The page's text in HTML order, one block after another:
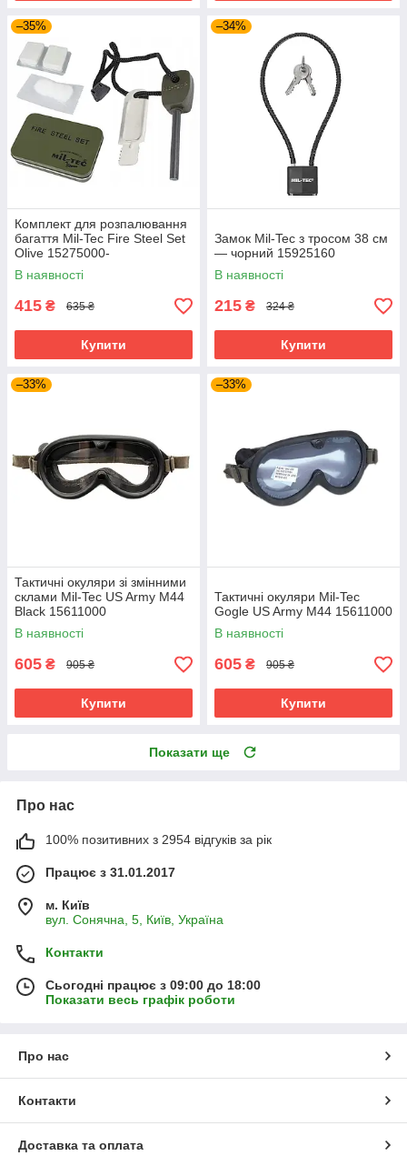
–35%
Комплект для розпалювання
багаття Mil-Tec Fire Steel Set
Olive 15275000-
В наявності
415 ₴ 635 ₴
Купити
–34%
Замок Mil-Tec з тросом 38 см
— чорний 15925160
В наявності
215 ₴ 324 ₴
Купити
–33%
Тактичні окуляри зі змінними
склами Mil-Tec US Army M44
Black 15611000
В наявності
605 ₴ 905 ₴
Купити
–33%
Тактичні окуляри Mil-Tec
Gogle US Army M44 15611000
В наявності
605 ₴ 905 ₴
Купити
Показати ще
Про нас
100% позитивних з 2954 відгуків за рік
Працює з 31.01.2017
м. Київ
вул. Сонячна, 5, Київ, Україна
Контакти
Сьогодні працює з 09:00 до 18:00
Показати весь графік роботи
Про нас
Контакти
Доставка та оплата